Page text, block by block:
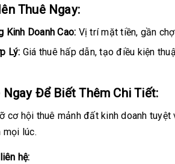
Thuê Ngay:
Kinh Doanh Cao: Vị trí mặt tiền, gần
Lý: Giá thuê hấp dẫn, tạo điều kiện
Ngay Để Biết Thêm Chi Tiết:
cơ hội thuê mảnh đất kinh doanh
mọi lúc.
hệ: